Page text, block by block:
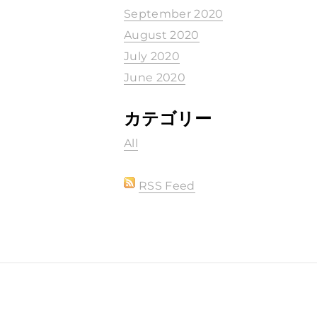
September 2020
August 2020
July 2020
June 2020
カテゴリー
All
RSS Feed